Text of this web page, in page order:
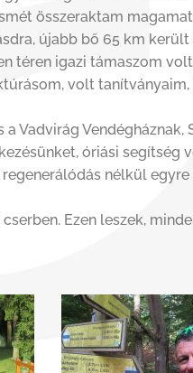
összeraktam
újabb bő 65 km került
téren igazi támaszom
volt tanítványaim,
Vadvirág Vendégháznak,
óriási segítség
nélkül
Ezen leszek,